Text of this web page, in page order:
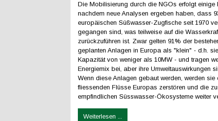
Die Mobilisierung durch die NGOs erfolgt einige
nachdem neue Analysen ergeben haben, dass
europäischen Süßwasser-Zugfische seit 1970
gegangen sind, was teilweise auf die
zurückzuführen ist. Zwar gelten 91% der
geplanten Anlagen in Europa als "klein" - d.h.
Kapazität von weniger als 10MW - und tragen
Energiemix bei, aber ihre Umweltauswirkungen
Wenn diese Anlagen gebaut werden, werden sie
fliessenden Flüsse Europas zerstören und die
empfindlichen Süsswasser-Ökosysteme weiter
Weiterlesen ...